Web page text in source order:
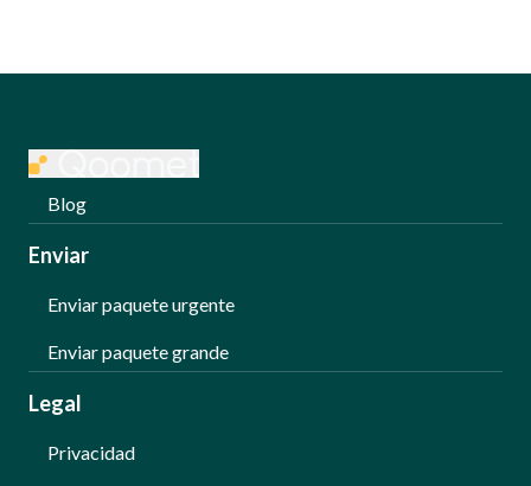
Blog
Enviar
Enviar paquete urgente
Enviar paquete grande
Legal
Privacidad